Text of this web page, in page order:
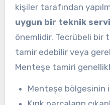
kişiler tarafından
uygun bir teknik
önemlidir. Tecrübeli bir
tamir edebilir veya
Menteşe tamiri
Menteşe bölgesinin